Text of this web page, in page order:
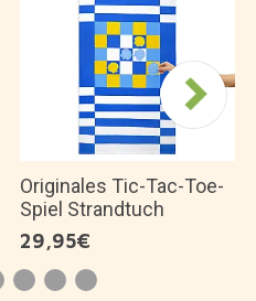
Originales Tic-Tac-Toe-
Spiel Strandtuch
29,95€